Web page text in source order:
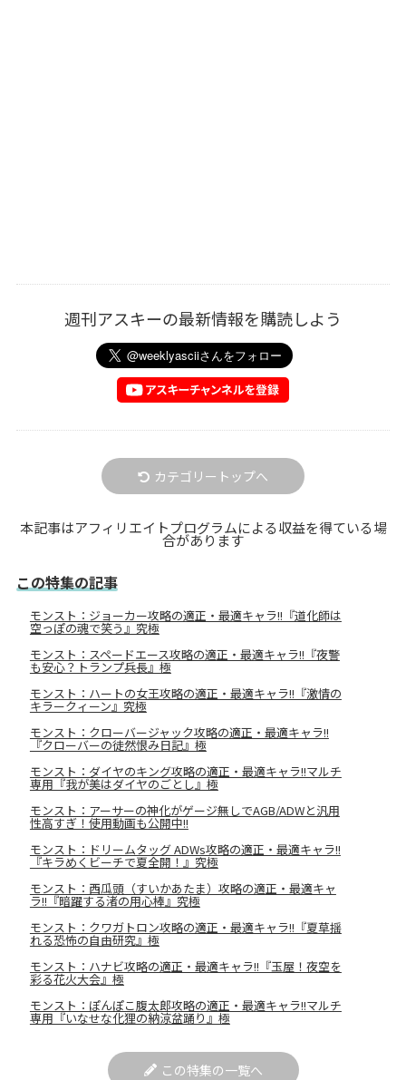
週刊アスキーの最新情報を購読しよう
カテゴリートップへ
本記事はアフィリエイトプログラムによる収益を得ている場
合があります
この特集の記事
モンスト：ジョーカー攻略の適正・最適キャラ!!『道化師は
空っぽの魂で笑う』究極
モンスト：スペードエース攻略の適正・最適キャラ!!『夜警
も安心？トランプ兵長』極
モンスト：ハートの女王攻略の適正・最適キャラ!!『激情の
キラークィーン』究極
モンスト：クローバージャック攻略の適正・最適キャラ!!
『クローバーの徒然恨み日記』極
モンスト：ダイヤのキング攻略の適正・最適キャラ!!マルチ
専用『我が美はダイヤのごとし』極
モンスト：アーサーの神化がゲージ無しでAGB/ADWと汎用
性高すぎ！使用動画も公開中!!
モンスト：ドリームタッグ ADWs攻略の適正・最適キャラ!!
『キラめくビーチで夏全開！』究極
モンスト：西瓜頭（すいかあたま）攻略の適正・最適キャ
ラ!!『暗躍する渚の用心棒』究極
モンスト：クワガトロン攻略の適正・最適キャラ!!『夏草揺
れる恐怖の自由研究』極
モンスト：ハナビ攻略の適正・最適キャラ!!『玉屋！夜空を
彩る花火大会』極
モンスト：ぽんぽこ腹太郎攻略の適正・最適キャラ!!マルチ
専用『いなせな化狸の納涼盆踊り』極
この特集の一覧へ